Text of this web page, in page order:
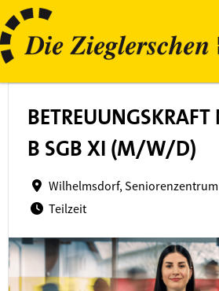
B SGB XI (M/W/D)
Wilhelmsdorf,
Teilzeit